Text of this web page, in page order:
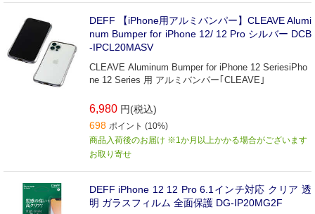
DEFF 【iPhone用アルミバンパー】CLEAVE Alumi
num Bumper for iPhone 12/ 12 Pro シルバー DCB
-IPCL20MASV
CLEAVE Aluminum Bumper for iPhone 12 SeriesiPho
ne 12 Series 用 アルミバンパー｢CLEAVE｣
6,980 円(税込)
698 ポイント (10%)
商品入荷後のお届け ※1か月以上かかる場合がございます
お取り寄せ
DEFF iPhone 12 12 Pro 6.1インチ対応 クリア 透
明 ガラスフィルム 全面保護 DG-IP20MG2F